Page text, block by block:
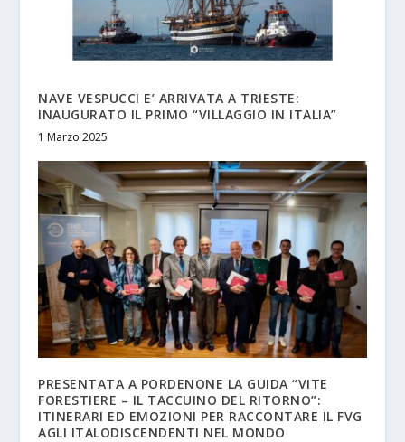
NAVE VESPUCCI E’ ARRIVATA A TRIESTE:
INAUGURATO IL PRIMO “VILLAGGIO IN ITALIA”
1 Marzo 2025
PRESENTATA A PORDENONE LA GUIDA “VITE
FORESTIERE – IL TACCUINO DEL RITORNO”:
ITINERARI ED EMOZIONI PER RACCONTARE IL FVG
AGLI ITALODISCENDENTI NEL MONDO